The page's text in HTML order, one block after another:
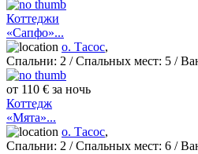
Коттеджи
«Сапфо»...
о. Тасос,
Спальни: 2 / Спальных мест: 5 /
от 110 € за ночь
Коттедж
«Мята»...
о. Тасос,
Спальни: 2 / Спальных мест: 6 /